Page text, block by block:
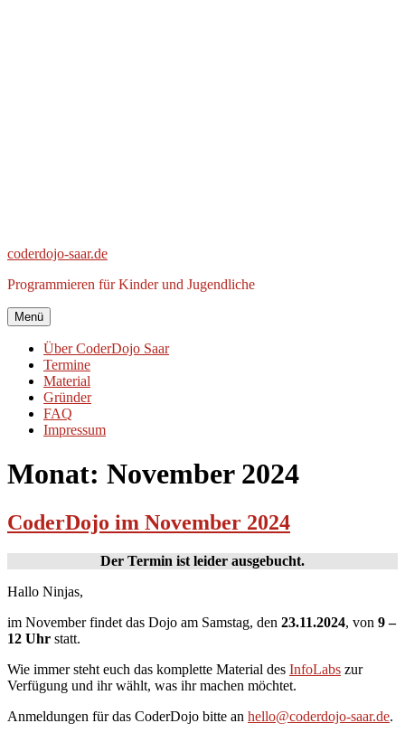
coderdojo-saar.de
Programmieren für Kinder und Jugendliche
Menü
Über CoderDojo Saar
Termine
Material
Gründer
FAQ
Impressum
Monat: November 2024
CoderDojo im November 2024
Der Termin ist leider ausgebucht.
Hallo Ninjas,
im November findet das Dojo am Samstag, den 23.11.2024, von 9 –
12 Uhr statt.
Wie immer steht euch das komplette Material des InfoLabs zur
Verfügung und ihr wählt, was ihr machen möchtet.
Anmeldungen für das CoderDojo bitte an hello@coderdojo-saar.de.